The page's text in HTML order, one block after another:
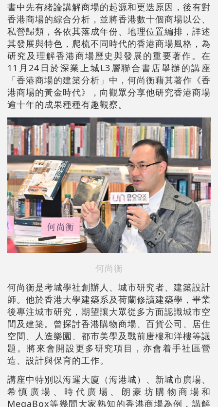
書中先有緒論講解商場的起源和更迭原因，後有對
香港商場的綜合分析，並將香港數十個商場以公、
私營歸類，各依其落成年份、地理位置編排，詳述
其發展與特色，爬梳不同時代的香港商場風格，為
研究及理解香港商場歷史與發展的重要著作。在
11月24日於深業上城L3層聯合書店舉辦的講座
「香港商場的建築分析」中，何尚衡藉其著作《香
港商場的黃金時代》，向觀眾分享他研究香港商場
逾十年的成果種種有趣觀察。
何尚衡
何尚衡是考城學社創辦人、城市研究者、建築設計
師。他於香港大學建築系及荷蘭修讀建築學，畢業
後專注城市研究，期望讓大眾從多方面認識城市空
間及建築。曾探討香港購物商場、百貨公司、居住
空間、人造樂園、都市美學及戰前唐樓和洋樓等議
題。將來會開設更多研究項目，亦會着手社區營
造、設計與保育的工作。
講座中特別以海運大廈（海港城）、新城市廣場、
希慎廣場、時代廣場、朗豪坊購物商場和
MegaBox等幾間大家熟知的香港商場為例，講解